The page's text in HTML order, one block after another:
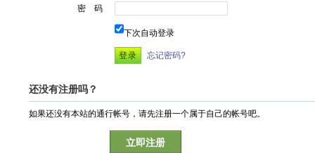
密 码
下次自动登录
忘记密码?
还没有注册吗？
如果还没有本站的通行帐号，请先注册一个属于自己的帐号吧。
立即注册